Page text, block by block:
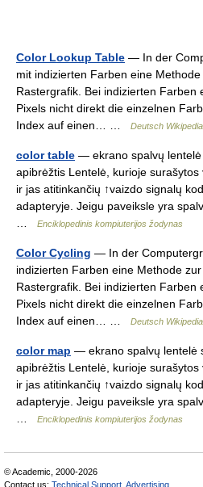
Color Lookup Table — In der
mit indizierten Farben eine
Rastergrafik. Bei indizierten Farben
Pixels nicht direkt die einzelnen
Index auf einen… …
Deutsch Wikipedia
color table — ekrano spalvų
apibrėžtis Lentelė, kurioje
ir jas atitinkančių ↑vaizdo signalų
adapteryje. Jeigu paveiksle yra
Enciklopedinis kompiuterijos žodynas
Color Cycling — In der
indizierten Farben eine Methode
Rastergrafik. Bei indizierten Farben
Pixels nicht direkt die einzelnen
Index auf einen… …
Deutsch Wikipedia
color map — ekrano spalvų lentelė
apibrėžtis Lentelė, kurioje
ir jas atitinkančių ↑vaizdo signalų
adapteryje. Jeigu paveiksle yra
Enciklopedinis kompiuterijos žodynas
© Academic, 2000-2026
Contact us: Technical Support Advertising